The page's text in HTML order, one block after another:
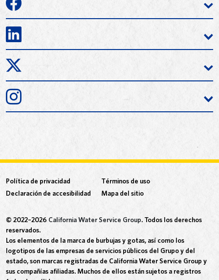
Política de privacidad
Términos de uso
Declaración de accesibilidad
Mapa del sitio
© 2022–2026 California Water Service Group. Todos los derechos
reservados.
Los elementos de la marca de burbujas y gotas, así como los
logotipos de las empresas de servicios públicos del Grupo y del
estado, son marcas registradas de California Water Service Group y
sus compañías afiliadas. Muchos de ellos están sujetos a registros